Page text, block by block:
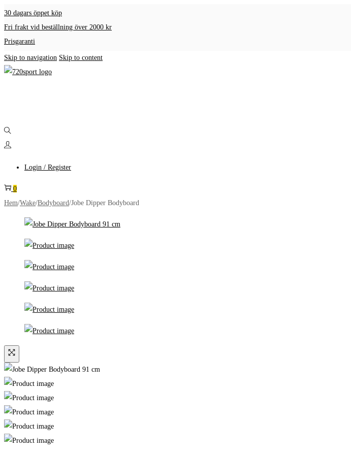
30 dagars öppet köp
Fri frakt vid beställning över 2000 kr
Prisgaranti
Skip to navigation Skip to content
Login / Register
0
Hem/Wake/Bodyboard/Jobe Dipper Bodyboard